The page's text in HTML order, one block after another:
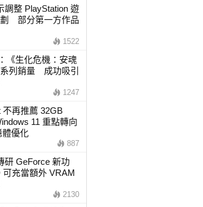
調整 PlayStation 遊
部分第一方作品
1522
《生化危機：安魂
列銷量 成功吸引
1247
不再推薦 32GB
11 重點轉向
體優化
887
研 GeForce 新功
充當額外 VRAM
2130